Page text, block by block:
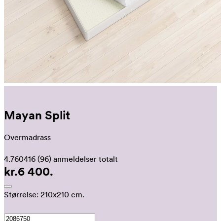
Mayan Split
Overmadrass
4.760416 (96) anmeldelser totalt
kr.6 400.
Størrelse: 210x210 cm.